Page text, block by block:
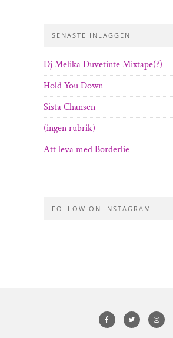
SENASTE INLÄGGEN
Dj Melika Duvetinte Mixtape(?)
Hold You Down
Sista Chansen
(ingen rubrik)
Att leva med Borderlie
FOLLOW ON INSTAGRAM